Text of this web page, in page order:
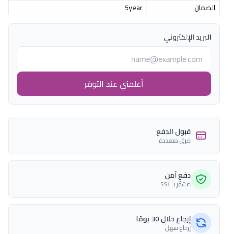
الضمان
5year
البريد الإلكتروني
أعلمني عند التوفر
قبول الدفع
طرق متعددة
دفع آمن
مشفّر بـ SSL
إرجاع خلال 30 يومًا
إرجاع سهل